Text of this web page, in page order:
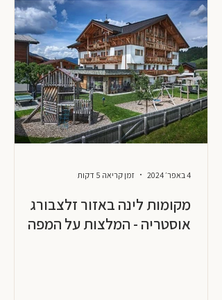
מקומות לינה באזור זלצבורג
אוסטריה - המלצות על המפה
4 באפר׳ 2024 זמן קריאה 5 דקות